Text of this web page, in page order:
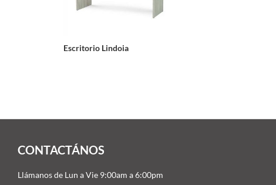
Escritorio Lindoia
CONTACTÁNOS
Llámanos de Lun a Vie 9:00am a 6:00pm